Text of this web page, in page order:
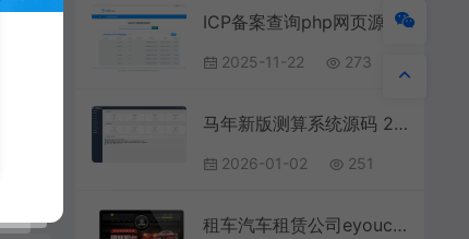
ICP备案查询php网页源码
2025-11-22 273
马年新版测算系统源码 2026全开源修复版 支持易支付带教程
2026-01-02 251
租车汽车租赁公司eyoucms网站模板